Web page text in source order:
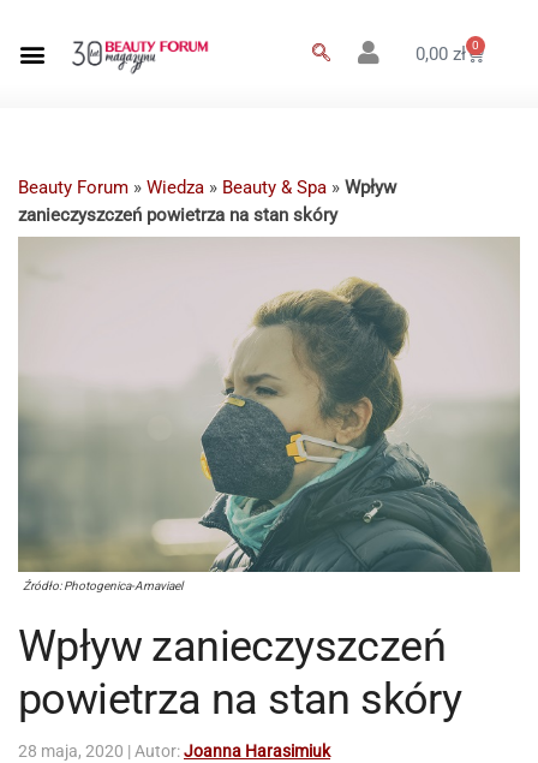
0,00zł 0
Beauty Forum » Wiedza » Beauty & Spa » Wpływ
zanieczyszczeń powietrza na stan skóry
Źródło: Photogenica-Amaviael
Wpływ zanieczyszczeń
powietrza na stan skóry
28 maja, 2020 | Autor:Joanna Harasimiuk